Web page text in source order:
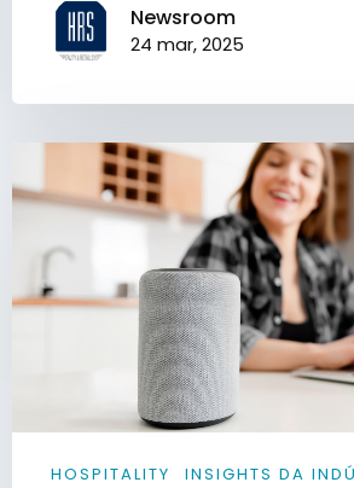
Newsroom
24 mar, 2025
HOSPITALITY
INSIGHTS DA